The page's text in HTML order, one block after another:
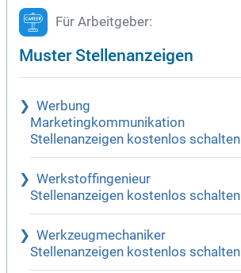
Für Arbeitgeber:
Muster Stellenanzeigen
Werbung
Marketingkommunikation
Stellenanzeigen kostenlos schalten
Werkstoffingenieur
Stellenanzeigen kostenlos schalten
Werkzeugmechaniker
Stellenanzeigen kostenlos schalten